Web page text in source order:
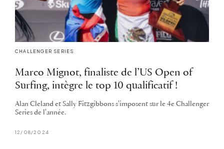
CHALLENGER SERIES
Marco Mignot, finaliste de l’US Open of
Surfing, intègre le top 10 qualificatif !
Alan Cleland et Sally Fitzgibbons s'imposent sur le 4e Challenger
Series de l'année.
12/08/2024